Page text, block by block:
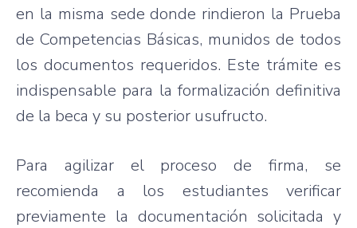
en la misma sede donde rindieron la Prueba
de Competencias Básicas, munidos de todos
los documentos requeridos. Este trámite es
indispensable para la formalización definitiva
de la beca y su posterior usufructo.
Para agilizar el proceso de firma, se
recomienda a los estudiantes verificar
previamente la documentación solicitada y